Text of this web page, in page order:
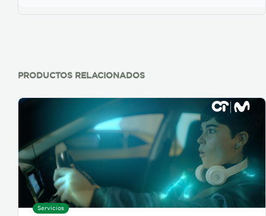
PRODUCTOS RELACIONADOS
Servicios